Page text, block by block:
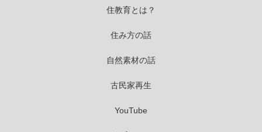
住教育とは？
住み方の話
自然素材の話
古民家再生
YouTube